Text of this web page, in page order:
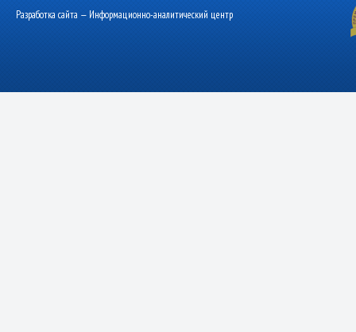
Разработка сайта — Информационно-аналитический центр